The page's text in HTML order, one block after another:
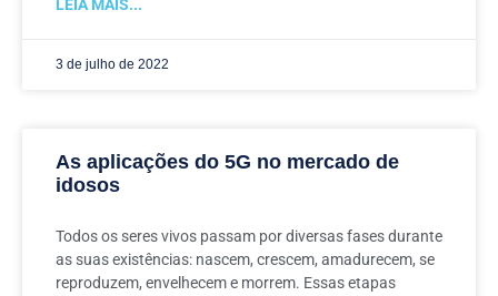
LEIA MAIS...
3 de julho de 2022
As aplicações do 5G no mercado de
idosos
Todos os seres vivos passam por diversas fases durante
as suas existências: nascem, crescem, amadurecem, se
reproduzem, envelhecem e morrem. Essas etapas